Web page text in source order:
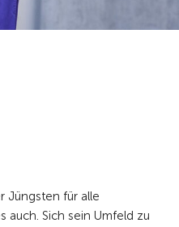
Jüngsten für alle
auch. Sich sein Umfeld zu